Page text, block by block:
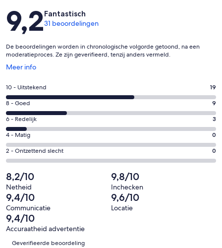
Beoordelingen
9,2Fantastisch
31 beoordelingen
De beoordelingen worden in chronologische volgorde getoond, na een
moderatieproces. Ze zijn geverifieerd, tenzij anders vermeld.
Meer info
Opent
een
nieuw
venster
Gastenscore:
10
-
Uitstekend.
19
van
31
beoordelingen
10 - Uitstekend 19
Gastenscore:
8
-
Goed.
9
van
beoordelingen
8 - Goed 9
Gastenscore:
6
-
Redelijk.
3
van
31
beoordelingen
6 - Redelijk 3
Gastenscore:
4
-
0
van
31
beoordelingen
4 - Matig 0
Gastenscore:
2
-
Ontzettend
slecht.
0
van
31
2 - Ontzettend slecht 0
8,2/10
Netheid
9,8/10
Inchecken
9,4/10
Communicatie
9,6/10
Locatie
9,4/10
Accuraatheid advertentie
Beoordelingen
Geverifieerde beoordeling